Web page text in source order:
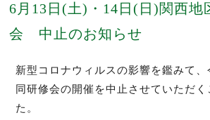
6月13日(土)・14日(日)関西地
会 中止のお知らせ
新型コロナウィルスの影響を鑑みて
同研修会の開催を中止させていただく
た。